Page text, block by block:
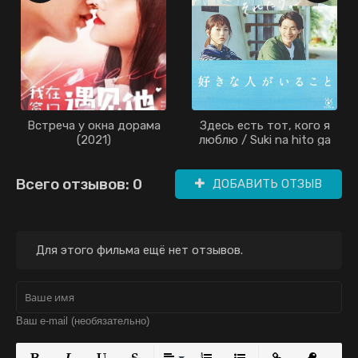
Встреча у окна дорама
(2021)
Здесь есть тот, кого я
люблю / Suki na hito ga
кто любит меня / A Girl &
Three Sweethearts /
Sukina Hito ga Iru Koto
Всего отзывов: 0 ДОБАВИТЬ ОТЗЫВ
Для этого фильма ещё нет отзывов.